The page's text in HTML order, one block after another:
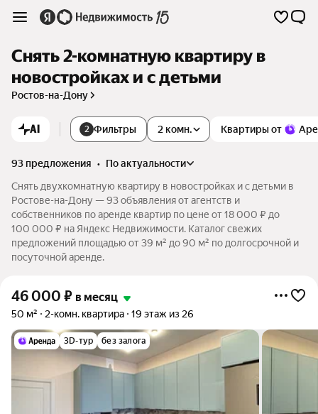
Снять 2-комнатную квартиру в
новостройках и с детьми
Ростов-на-Дону
AI 2 Фильтры Квартиры от
2 комн.
93 предложения •
по актуальности
Снять двухкомнатную квартиру в новостройках и с детьми в
Ростове-на-Дону — 93 объявления от агентств и
собственников по аренде квартир по цене от 18 000 ₽ до
100 000 ₽ на Яндекс Недвижимости. Каталог свежих
предложений площадью от 39 м² до 90 м² по долгосрочной и
посуточной аренде.
46 000 ₽ в месяц
50 м² 2-комн. квартира 19 этаж из 26
3D-тур без залога